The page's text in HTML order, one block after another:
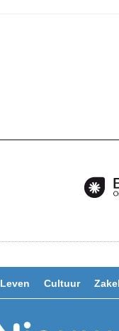
Leven Cultuur